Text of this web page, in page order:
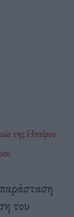
της Ηπείρου
του